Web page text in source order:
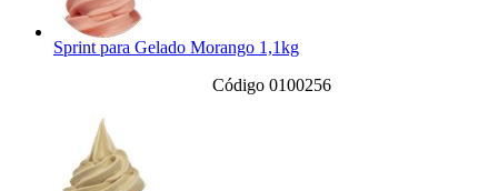
Sprint para Gelado Morango 1,1kg
Código 0100256